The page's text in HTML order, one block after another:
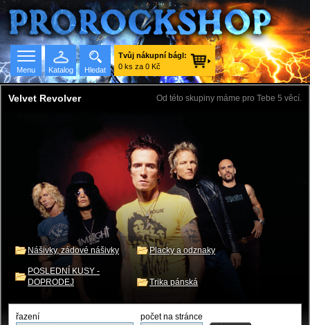
Hledat
Menu
Tvůj nákupní bágl:
0 ks za 0 Kč
Od této skupiny máme pro Tebe 5 věcí.
Velvet Revolver
Nášivky, zádové nášivky Placky a odznaky
POSLEDNÍ KUSY -
DOPRODEJ
Trika pánská
řazení počet na stránce
Katalog